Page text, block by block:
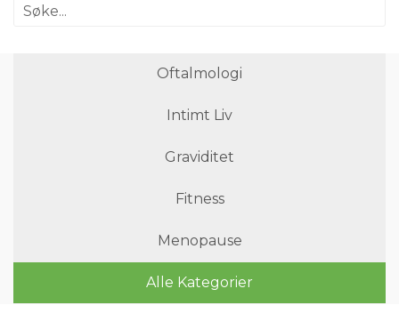
Oftalmologi
Intimt Liv
Graviditet
Fitness
Menopause
Alle Kategorier